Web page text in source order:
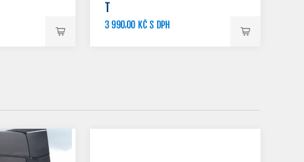
3 990,00 KČ S DPH